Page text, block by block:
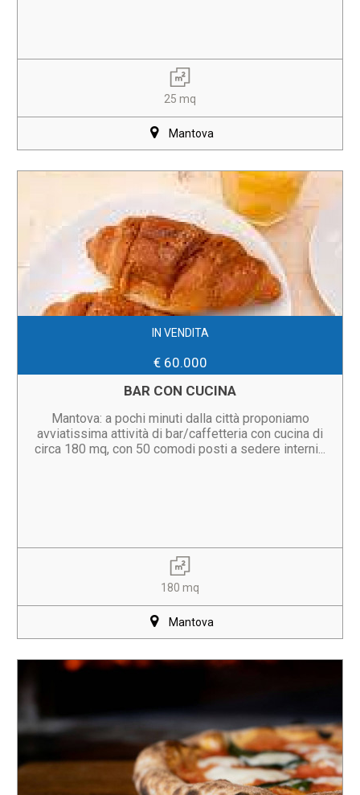
25 mq
Mantova
IN VENDITA
€ 60.000
BAR CON CUCINA
Mantova: a pochi minuti dalla città proponiamo
avviatissima attività di bar/caffetteria con cucina di
circa 180 mq, con 50 comodi posti a sedere interni...
180 mq
Mantova